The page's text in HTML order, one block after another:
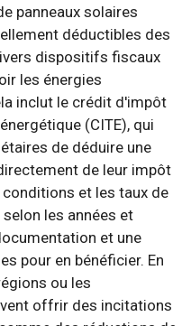
panneaux solaires
déductibles des
dispositifs fiscaux
les énergies
inclut le crédit d'impôt
(CITE), qui
de déduire une
de leur impôt
conditions et les taux de
les années et
et une
pour en bénéficier. En
ou les
offrir des incitations